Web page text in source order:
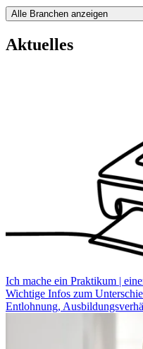
Alle Branchen anzeigen
Aktuelles
Ich mache ein Praktikum |
Wichtige Infos zum
Entlohnung,